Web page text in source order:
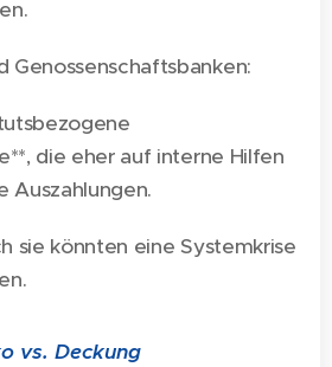
Genossenschaftsbanken:
die eher auf interne Hilfen
Auszahlungen.
sie könnten eine Systemkrise
vs. Deckung